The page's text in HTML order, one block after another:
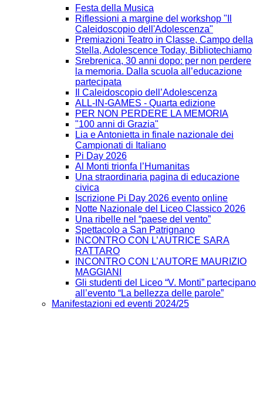
Festa della Musica
Riflessioni a margine del workshop "Il
Caleidoscopio dell'Adolescenza"
Premiazioni Teatro in Classe, Campo della
Stella, Adolescence Today, Bibliotechiamo
Srebrenica, 30 anni dopo: per non perdere
la memoria. Dalla scuola all’educazione
partecipata
Il Caleidoscopio dell’Adolescenza
ALL-IN-GAMES - Quarta edizione
PER NON PERDERE LA MEMORIA
"100 anni di Grazia"
Lia e Antonietta in finale nazionale dei
Campionati di Italiano
Pi Day 2026
Al Monti trionfa l’Humanitas
Una straordinaria pagina di educazione
civica
Iscrizione Pi Day 2026 evento online
Notte Nazionale del Liceo Classico 2026
Una ribelle nel “paese del vento”
Spettacolo a San Patrignano
INCONTRO CON L’AUTRICE SARA
RATTARO
INCONTRO CON L’AUTORE MAURIZIO
MAGGIANI
Gli studenti del Liceo “V. Monti” partecipano
all’evento “La bellezza delle parole”
Manifestazioni ed eventi 2024/25